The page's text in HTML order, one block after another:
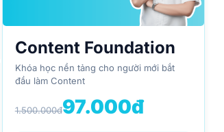
Content Foundation
Khóa học nền tảng cho người mới bắt
đầu làm Content
1.500.000đ97.000đ